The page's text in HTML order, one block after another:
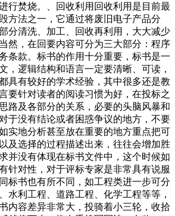
行焚烧。、回收利用回收利用是目前最
方法之一，它通过将废旧电子产品分
分清洗、加工、回收再利用，大大减少
然，在回要内容可分为三大部分：程序
条款。标书的作用十分重要，标书是一
，逻辑结构和语言一定要清晰、可读，
具有较好的学术经验，其中很多还是教
要针对读者的阅读习惯为好，在投标之
路及各部分的关系，必要的头脑风暴和
于没有结论或者困惑争议的地方，不要
实地分析甚至放在重要的地方重点把可
及选择的过程描述出来，往往会增加胜
并没有体现在标书文件中，这个时候如
针对性，对于评标专家是非常具有说服
标书也有所不同，如工程类进一步可分
水利工程、道路工程、化学工程等等，
内容差异非常大，投骑着小三轮，收拾